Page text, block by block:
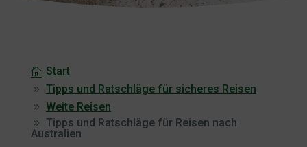
Start
Tipps und Ratschläge für sicheres Reisen
Weite Reisen
Tipps und Ratschläge für Reisen nach
Australien